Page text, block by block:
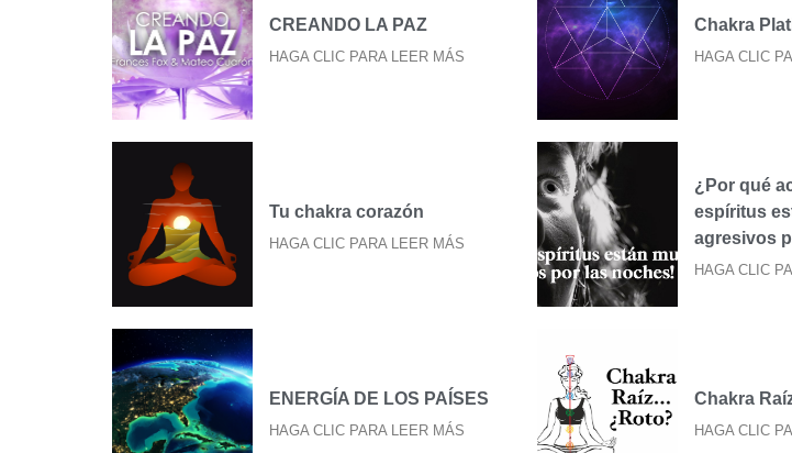
CREANDO LA PAZ
HAGA CLIC PARA LEER MÁS
Chakra
HAGA CLIC
Tu chakra corazón
HAGA CLIC PARA LEER MÁS
¿Por qué
espíritus
agresivos
HAGA CLIC
ENERGÍA DE LOS PAÍSES
HAGA CLIC PARA LEER MÁS
Chakra
HAGA CLIC